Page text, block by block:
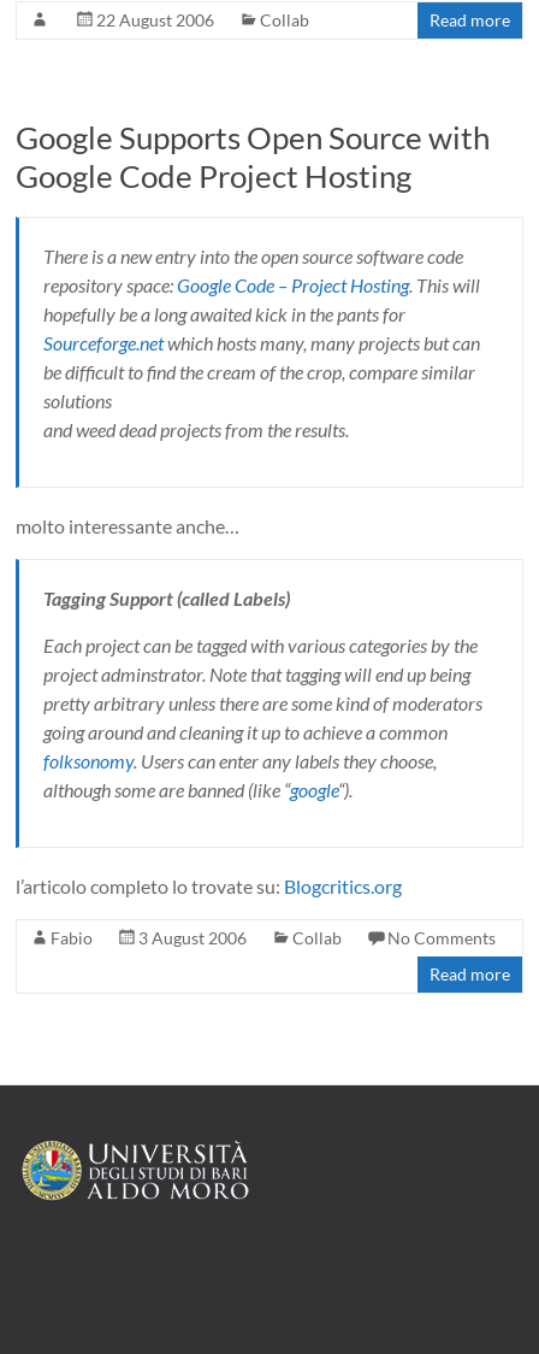
22 August 2006 Collab Read more
Google Supports Open Source with
Google Code Project Hosting
There is a new entry into the open source software code
repository space:Google Code – Project Hosting. This will
hopefully be a long awaited kick in the pants for
Sourceforge.netwhich hosts many, many projects but can
be difficult to find the cream of the crop, compare similar
solutions
and weed dead projects from the results.
molto interessante anche…
Tagging Support (called Labels)
Each project can be tagged with various categories by the
project adminstrator. Note that tagging will end up being
pretty arbitrary unless there are some kind of moderators
going around and cleaning it up to achieve a common
folksonomy. Users can enter any labels they choose,
although some are banned (like “google“).
l’articolo completo lo trovate su: Blogcritics.org
Fabio 3 August 2006 Collab
No Comments
Read more